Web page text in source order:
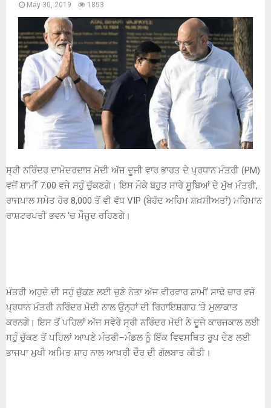
May 30, 2019 1853
ਸ੍ਰੀ ਨਰਿੰਦਰ ਦਾਮੋਦਰਦਾਸ ਮੋਦੀ ਅੱਜ ਦੂਜੀ ਵਾਰ ਭਾਰਤ ਦੇ ਪ੍ਰਧਾਨ ਮੰਤਰੀ (PM)
ਵਜੋਂ ਸ਼ਾਮੀਂ 7:00 ਵਜੇ ਸਹੁੰ ਚੁੱਕਣਗੇ। ਇਸ ਮੌਕੇ ਬਹੁਤ ਸਾਰੇ ਸੂਬਿਆਂ ਦੇ ਮੁੱਖ ਮੰਤਰੀ,
ਰਾਜਪਾਲ ਸਮੇਤ ਹੋਰ 8,000 ਤੋਂ ਵੀ ਵੱਧ VIP (ਬੇਹੱਦ ਅਹਿਮ ਸ਼ਖ਼ਸੀਅਤਾਂ) ਮਹਿਮਾਨ
ਰਾਸ਼ਟਰਪਤੀ ਭਵਨ ’ਚ ਮੌਜੂਦ ਰਹਿਣਗੇ।
ਮੰਤਰੀ ਅਹੁਦੇ ਦੀ ਸਹੁੰ ਚੁੱਕਣ ਲਈ ਚੁਣੇ ਨੇਤਾ ਅੱਜ ਵੀਰਵਾਰ ਸ਼ਾਮੀਂ ਸਾਢੇ ਚਾਰ ਵਜੇ
ਪ੍ਰਧਾਨ ਮੰਤਰੀ ਨਰਿੰਦਰ ਮੋਦੀ ਨਾਲ ਉਨ੍ਹਾਂ ਦੀ ਰਿਹਾਇਸ਼ਗਾਹ ’ਤੇ ਮੁਲਾਕਾਤ
ਕਰਨਗੇ। ਇਸ ਤੋਂ ਪਹਿਲਾਂ ਅੱਜ ਸਵੇਰੇ ਸ੍ਰੀ ਨਰਿੰਦਰ ਮੋਦੀ ਨੇ ਦੂਜੇ ਕਾਰਜਕਾਲ ਲਈ
ਸਹੁੰ ਚੁੱਕਣ ਤੋਂ ਪਹਿਲਾਂ ਆਪਣੇ ਮੰਤਰੀ–ਮੰਡਲ ਨੂੰ ਇੱਕ ਵਿਵਸਥਿਤ ਰੂਪ ਦੇਣ ਲਈ
ਭਾਜਪਾ ਮੁਖੀ ਅਮਿਤ ਸ਼ਾਹ ਨਾਲ ਆਖ਼ਰੀ ਦੌਰ ਦੀ ਗੱਲਬਾਤ ਕੀਤੀ।